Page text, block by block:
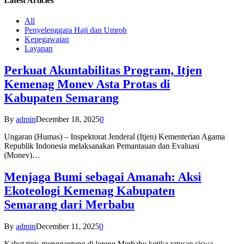
All
Penyelenggara Haji dan Umroh
Kepegawaian
Layanan
Perkuat Akuntabilitas Program, Itjen
Kemenag Monev Asta Protas di
Kabupaten Semarang
By adminDecember 18, 20250
Ungaran (Humas) – Inspektorat Jenderal (Itjen) Kementerian Agama
Republik Indonesia melaksanakan Pemantauan dan Evaluasi
(Monev)…
Menjaga Bumi sebagai Amanah: Aksi
Ekoteologi Kemenag Kabupaten
Semarang dari Merbabu
By adminDecember 11, 20250